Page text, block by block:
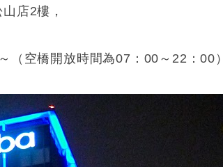
店2樓，
（空橋開放時間為07：00～22：00）